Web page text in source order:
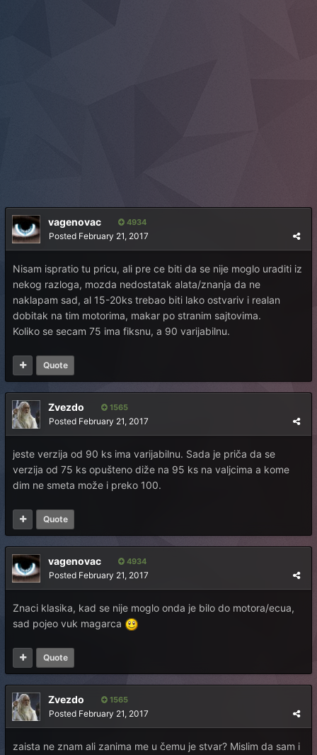
vagenovac 4934
Posted February 21, 2017
Nisam ispratio tu pricu, ali pre ce biti da se nije moglo uraditi iz
nekog razloga, mozda nedostatak alata/znanja da ne
naklapam sad, al 15-20ks trebao biti lako ostvariv i realan
dobitak na tim motorima, makar po stranim sajtovima.
Koliko se secam 75 ima fiksnu, a 90 varijabilnu.
Quote
Zvezdo 1565
Posted February 21, 2017
jeste verzija od 90 ks ima varijabilnu. Sada je priča da se
verzija od 75 ks opušteno diže na 95 ks na valjcima a kome
dim ne smeta može i preko 100.
Quote
vagenovac 4934
Posted February 21, 2017
Znaci klasika, kad se nije moglo onda je bilo do motora/ecua,
sad pojeo vuk magarca
Quote
Zvezdo 1565
Posted February 21, 2017
zaista ne znam ali zanima me u čemu je stvar? Mislim da sam i